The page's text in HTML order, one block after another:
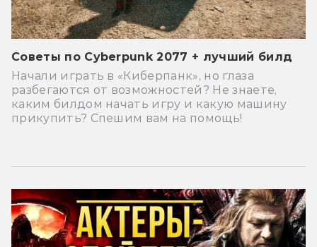
Советы по Cyberpunk 2077 + лучший билд
Начали играть в «Киберпанк», но глаза
разбегаются от возможностей? Не знаете,
каким билдом начать игру и какую машину
прикупить? Спешим вам на помощь!